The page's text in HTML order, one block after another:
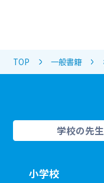
TOP 一般書籍
学校の先
小学校